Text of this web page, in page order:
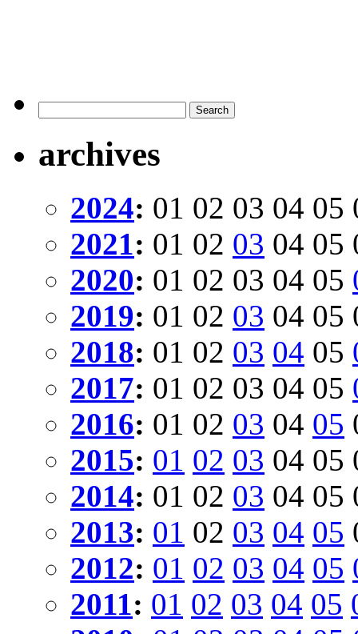
archives
2024: 01 02 03 04 05
2021: 01 02 03 04 05
2020: 01 02 03 04 05
2019: 01 02 03 04 05
2018: 01 02 03 04 05
2017: 01 02 03 04 05
2016: 01 02 03 04 05
2015: 01 02 03 04 05
2014: 01 02 03 04 05
2013: 01 02 03 04 05
2012: 01 02 03 04 05
2011: 01 02 03 04 05